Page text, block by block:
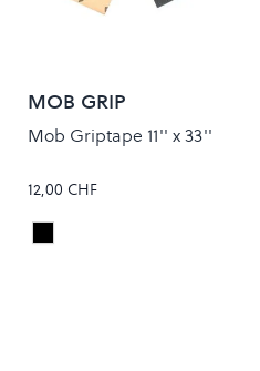
MOB GRIP
Mob Griptape 11'' x 33''
12,00 CHF
Colour
Black